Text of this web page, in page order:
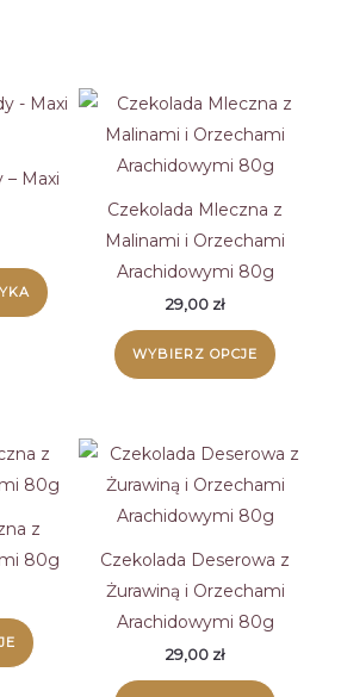
– Maxi
Czekolada Mleczna z
Malinami i Orzechami
Arachidowymi 80g
29,00 zł
WYBIERZ OPCJE
Opcje
wybrać
na
z
80g
produkt
Czekolada Deserowa z
Żurawiną i Orzechami
Arachidowymi 80g
29,00 zł